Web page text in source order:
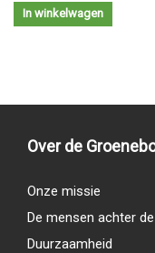
In winkelwagen
Over de
Onze missie
De mensen achter
Duurzaamheid